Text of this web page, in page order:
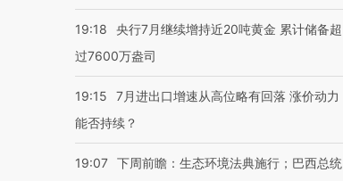
19:18
央行7月继续增持近20吨黄金 累计储备超
过7600万盎司
19:15
7月进出口增速从高位略有回落 涨价动力
能否持续？
19:07 下周前瞻：生态环境法典施行；巴西总统